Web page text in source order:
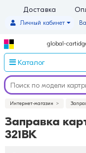
Доставка
Личный кабинет
global-
Каталог
Интернет-магазин
Заправка
321BK